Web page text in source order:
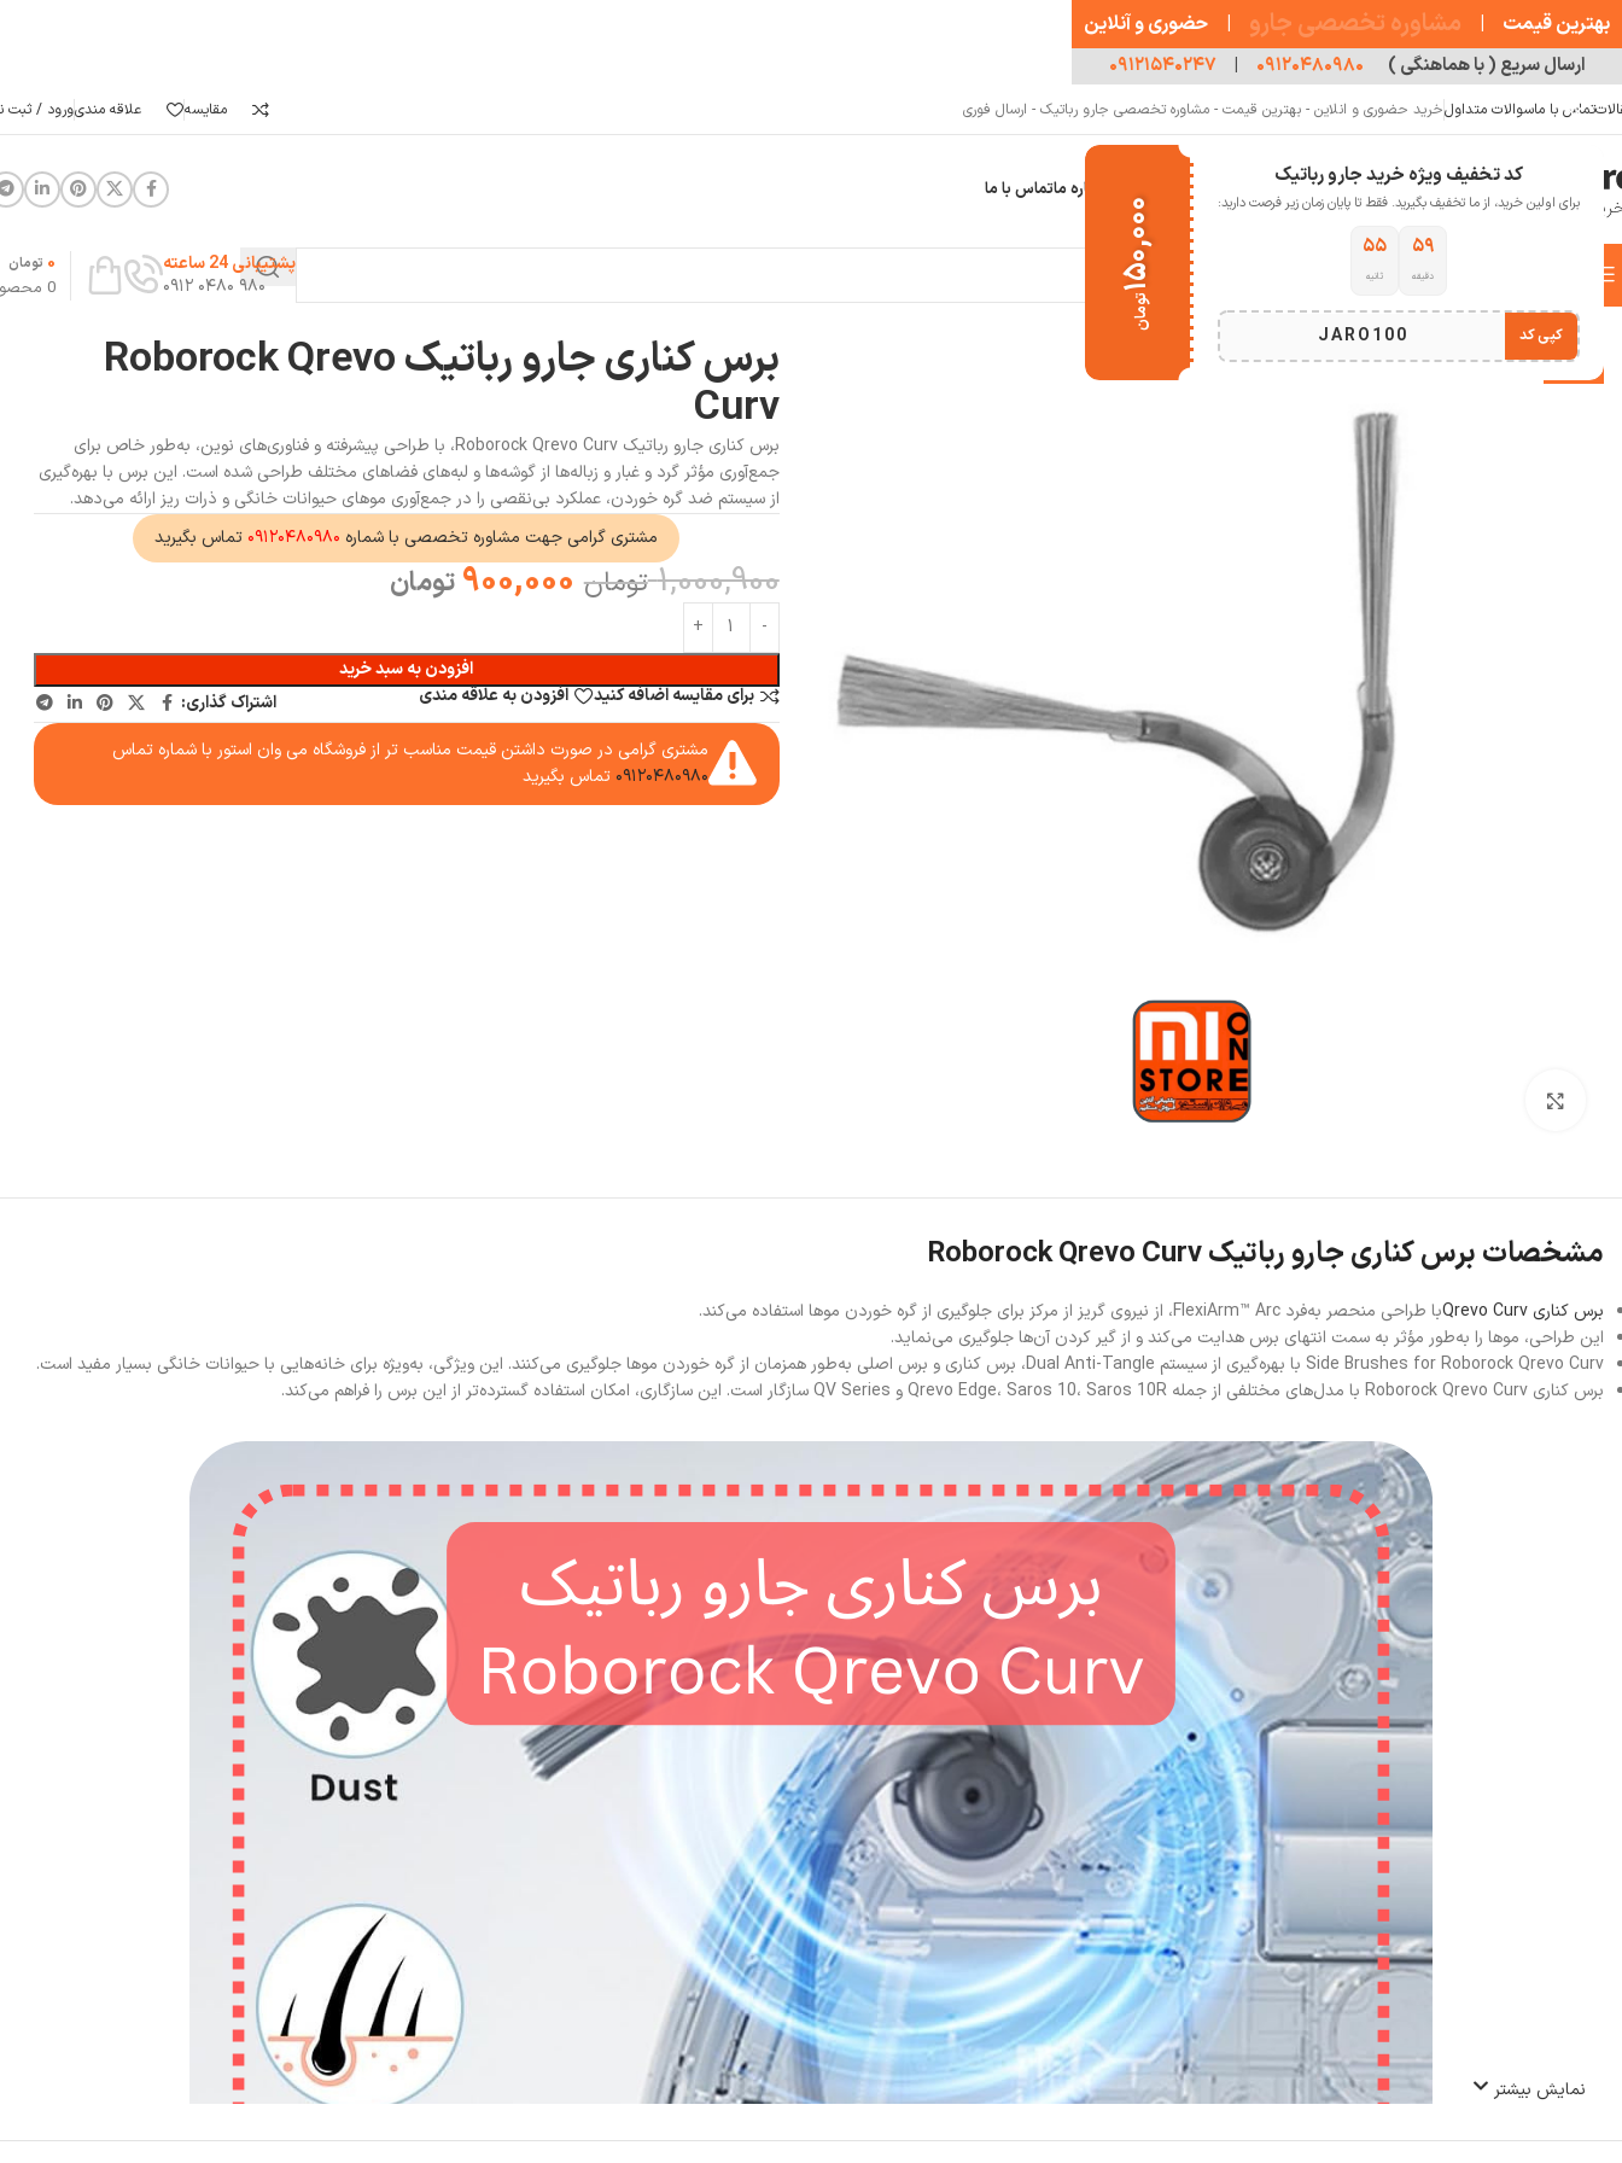
کد تخفیف ویژه خرید جارو رباتیک
برای اولین خرید، از ما تخفیف بگیرید. فقط تا پایان زمان زیر فرصت دارید:
۵۹
دقیقه
۵۴
ثانیه
JARO100 کپی کد
۱۵۰,۰۰۰
تومان
تماس با ماسوالات متداولخرید حضوری و انلاین - بهترین قیمت - مشاوره تخصصی جارو رباتیک - ارسال فوری مقایسه علاقه مندیورود / ثبت
خانه جارو رباتیک درباره ماتماس با ما
انتخاب دسته بندی
پشتیبانی 24 ساعته
۹۸۰ ۰۴۸۰ ۰۹۱۲
0
0 تومان
خانه لوازم جانبی جارو رباتیک برس کناری جارو رباتیک Roborock Qrevo Curv
-10% برس کناری جارو رباتیک Roborock Qrevo
Curv
برس کناری جارو رباتیک Roborock Qrevo Curv، با طراحی پیشرفته و فناوری‌های نوین، به‌طور خاص برای
جمع‌آوری مؤثر گرد و غبار و زباله‌ها از گوشه‌ها و لبه‌های فضاهای مختلف طراحی شده است. این برس با بهره‌گیری
از سیستم ضد گره خوردن، عملکرد بی‌نقصی را در جمع‌آوری موهای حیوانات خانگی و ذرات ریز ارائه می‌دهد.
مشتری گرامی جهت مشاوره تخصصی با شماره ۰۹۱۲۰۴۸۰۹۸۰ تماس بگیرید
1,000,900 تومان 900,000 تومان
افزودن به سبد خرید
برای مقایسه اضافه کنید
افزودن به علاقه مندی
اشتراک گذاری:
مشتری گرامی در صورت داشتن قیمت مناسب تر از فروشگاه می وان استور با شماره تماس
۰۹۱۲۰۴۸۰۹۸۰ تماس بگیرید
مشخصات برس کناری جارو رباتیک Roborock Qrevo Curv
برس کناری Qrevo Curv
با طراحی منحصر به‌فرد FlexiArm™ Arc، از نیروی گریز از مرکز برای جلوگیری از گره خوردن موها استفاده می‌کند.
این طراحی، موها را به‌طور مؤثر به سمت انتهای برس هدایت می‌کند و از گیر کردن آن‌ها جلوگیری می‌نماید.
Side Brushes for Roborock Qrevo Curv با بهره‌گیری از سیستم Dual Anti-Tangle، برس کناری و برس اصلی به‌طور همزمان از گره خوردن موها جلوگیری می‌کنند. این ویژگی، به‌ویژه برای خانه‌هایی با حیوانات خانگی بسیار مفید است.
برس کناری Roborock Qrevo Curv با مدل‌های مختلفی از جمله Qrevo Edge، Saros 10، Saros 10R و QV Series سازگار است. این سازگاری، امکان استفاده گسترده‌تر از این برس را فراهم می‌کند.
نمایش بیشتر
بهترین قیمت | مشاوره تخصصی جارو | حضوری و آنلاین
ارسال سریع ( با هماهنگی ) ۰۹۱۲۰۴۸۰۹۸۰ | ۰۹۱۲۱۵۴۰۲۴۷